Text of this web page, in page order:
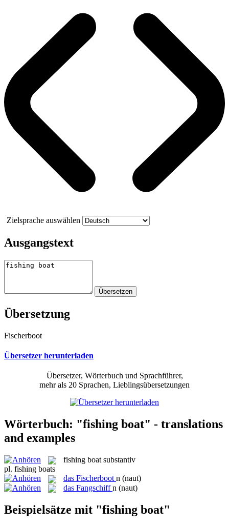
Zielsprache auswählen
Ausgangstext
Übersetzung
Fischerboot
Übersetzer herunterladen
Übersetzer, Wörterbuch und Sprachführer,
mehr als 20 Sprachen, Lieblingsübersetzungen
Wörterbuch: "fishing boat" - translations
and examples
fishing boat substantiv
pl. fishing boats
das Fischerboot n (naut)
das Fangschiff n (naut)
Beispielsätze mit "fishing boat"